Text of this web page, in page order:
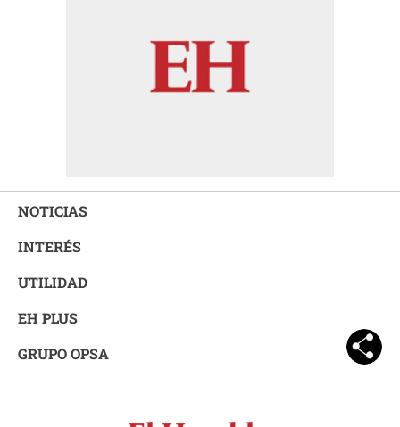
NOTICIAS
INTERÉS
UTILIDAD
EH PLUS
GRUPO OPSA